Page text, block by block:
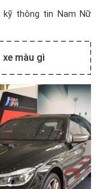
kỹ thông tin Nam Nữ
màu gì